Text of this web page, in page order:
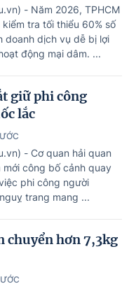
- Năm 2026, TPHCM
kiểm tra tối thiểu 60% số
doanh dịch vụ dễ bị lợi
động mại dâm. ...
giữ phi công
lắc
- Cơ quan hải quan
mới công bố cảnh quay
phi công người
trang mang ...
chuyển hơn 7,3kg